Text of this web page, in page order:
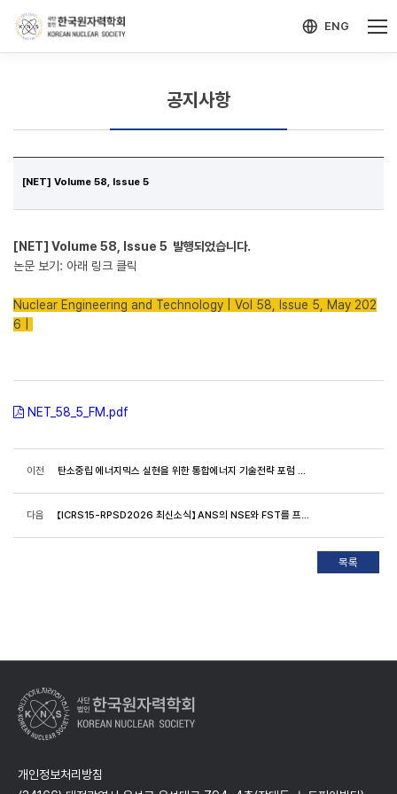
ENG
공지사항
[NET] Volume 58, Issue 5
[NET] Volume 58, Issue 5 발행되었습니다.
논문 보기: 아래 링크 클릭
Nuclear Engineering and Technology | Vol 58, Issue 5, May 202
6 |
NET_58_5_FM.pdf
이전 탄소중립 에너지믹스 실현을 위한 통합에너지 기술전략 포럼 개최 안내
다음 【ICRS15-RPSD2026 최신소식】 ANS의 NSE와 FST를 프로시딩 저널로 추가 및 초록제출 마감 안내
개인정보처리방침